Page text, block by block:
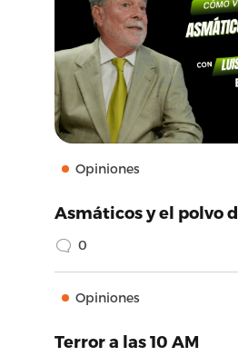
Opiniones
Asmáticos y el polvo
0
Opiniones
Terror a las 10 AM